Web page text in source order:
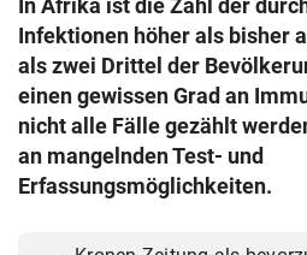
eingeben
© Krone Multimedia GmbH & Co KG
Muthgasse 2, 1190 Wien
In Afrika ist die Zahl der
Infektionen höher als bisher
als zwei Drittel der
einen gewissen Grad an
nicht alle Fälle gezählt
an mangelnden Test- und
Erfassungsmöglichkeiten.